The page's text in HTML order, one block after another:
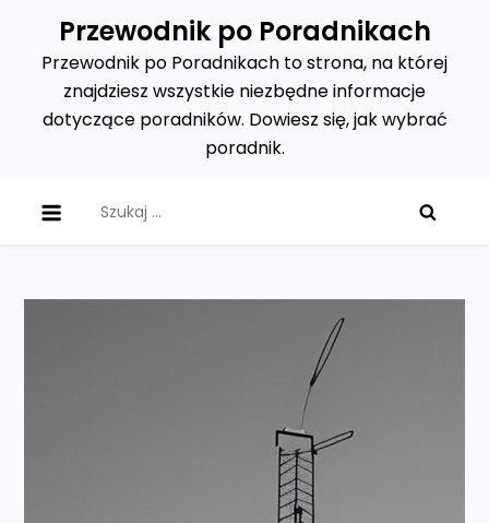
content
Przewodnik po Poradnikach
Przewodnik po Poradnikach to strona, na której
znajdziesz wszystkie niezbędne informacje
dotyczące poradników. Dowiesz się, jak wybrać
poradnik.